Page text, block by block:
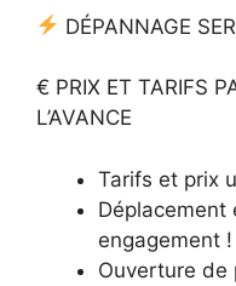
DÉPANNAGE
€ PRIX ET TARIFS
L’AVANCE
Tarifs et prix
Déplacement
engagement !
Ouverture de